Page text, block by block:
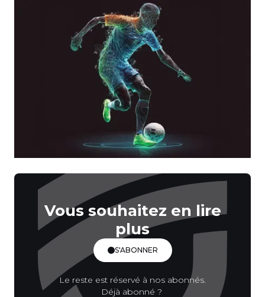
Vous souhaitez en lire
plus
S'ABONNER
Le reste est réservé à nos abonnés.
Déjà abonné ?